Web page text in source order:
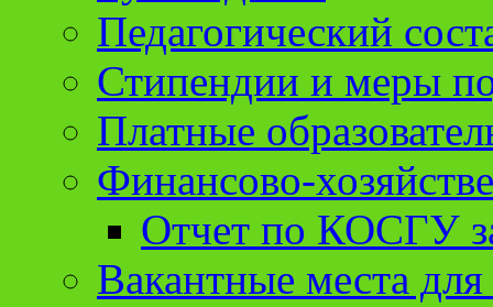
Педагогический
Стипендии и меры
Платные
Финансово-
Отчет по КОСГУ
Вакантные места